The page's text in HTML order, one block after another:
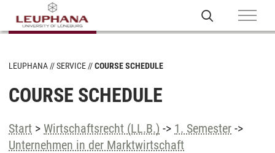
LEUPHANA SERVICE COURSE SCHEDULE
COURSE SCHEDULE
Start > Wirtschaftsrecht (LL.B.) -> 1. Semester ->
Unternehmen in der Marktwirtschaft